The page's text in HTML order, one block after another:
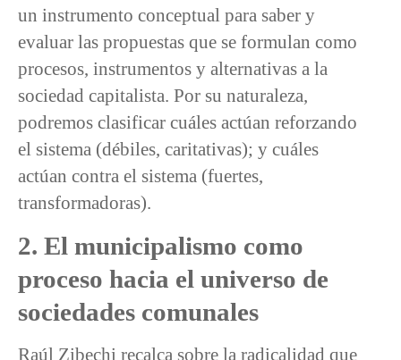
un instrumento conceptual para saber y
evaluar las propuestas que se formulan como
procesos, instrumentos y alternativas a la
sociedad capitalista. Por su naturaleza,
podremos clasificar cuáles actúan reforzando
el sistema (débiles, caritativas); y cuáles
actúan contra el sistema (fuertes,
transformadoras).
2. El municipalismo como
proceso hacia el universo de
sociedades comunales
Raúl Zibechi recalca sobre la radicalidad que